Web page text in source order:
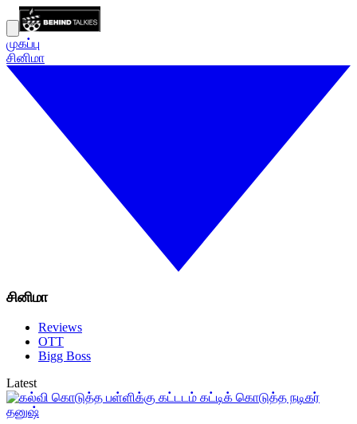
முகப்பு
சினிமா
சினிமா
Reviews
OTT
Bigg Boss
Latest